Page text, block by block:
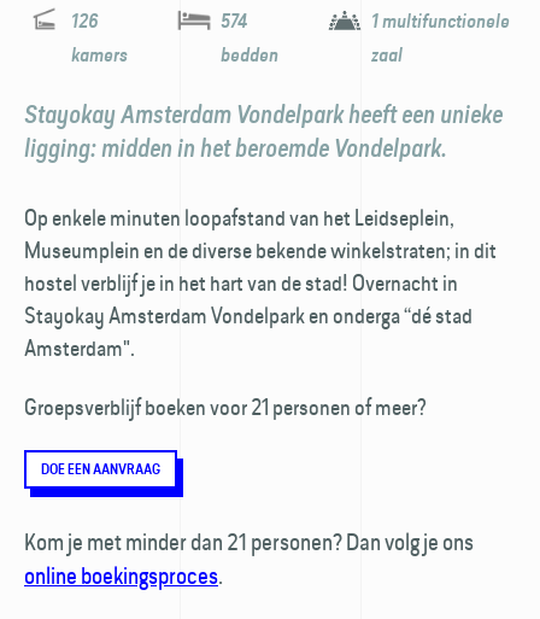
126
kamers
574
bedden
1 multifunctionele
zaal
Stayokay Amsterdam Vondelpark heeft een unieke
ligging: midden in het beroemde Vondelpark.
Op enkele minuten loopafstand van het Leidseplein,
Museumplein en de diverse bekende winkelstraten; in dit
hostel verblijf je in het hart van de stad! Overnacht in
Stayokay Amsterdam Vondelpark en onderga “dé stad
Amsterdam".
Groepsverblijf boeken voor 21 personen of meer?
DOE EEN AANVRAAG
Kom je met minder dan 21 personen? Dan volg je ons
online boekings­proces.